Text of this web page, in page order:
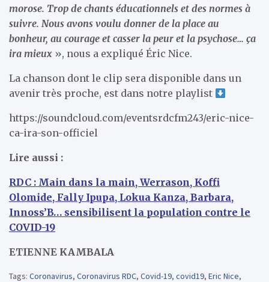
morose. Trop de chants éducationnels et des normes à
suivre. Nous avons voulu donner de la place au
bonheur, au courage et casser la peur et la psychose… ça
ira mieux », nous a expliqué Éric Nice.
La chanson dont le clip sera disponible dans un
avenir très proche, est dans notre playlist
https://soundcloud.com/eventsrdcfm243/eric-nice-
ca-ira-son-officiel
Lire aussi :
RDC : Main dans la main, Werrason, Koffi
Olomide, Fally Ipupa, Lokua Kanza, Barbara,
Innoss’B… sensibilisent la population contre le
COVID-19
ETIENNE KAMBALA
Tags: Coronavirus, Coronavirus RDC, Covid-19, covid19, Eric Nice,